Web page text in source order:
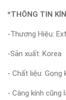
*THÔNG TIN
-Thương Hiệu:
-Sản xuất: Korea
- Chất liệu: Gọng
- Càng kính cũng